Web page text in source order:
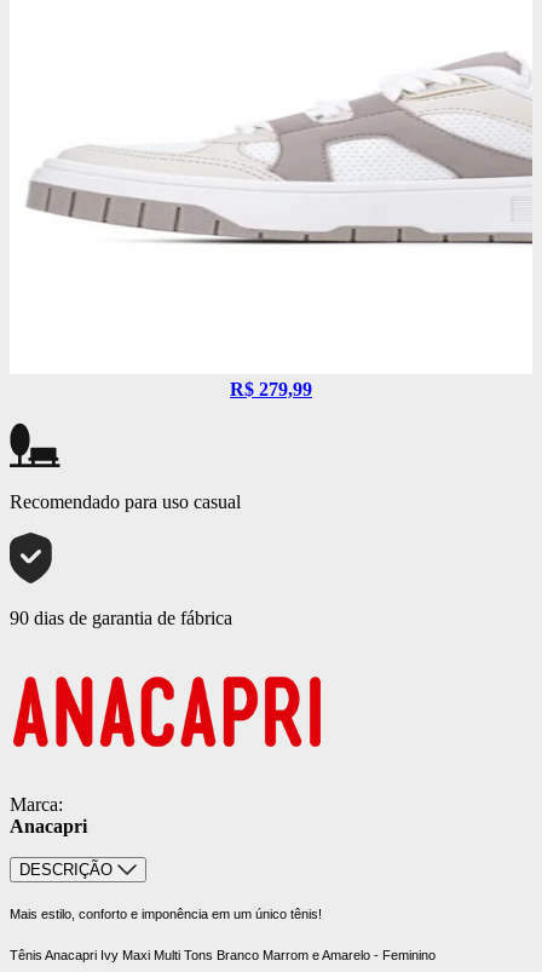
R$ 279,99
Recomendado para uso casual
90 dias de garantia de fábrica
Marca:
Anacapri
DESCRIÇÃO
Mais estilo, conforto e imponência em um único tênis!
Tênis Anacapri Ivy Maxi Multi Tons Branco Marrom e Amarelo - Feminino